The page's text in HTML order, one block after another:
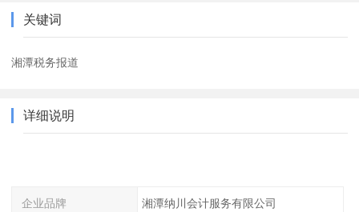
关键词
湘潭税务报道
详细说明
企业品牌 湘潭纳川会计服务有限公司